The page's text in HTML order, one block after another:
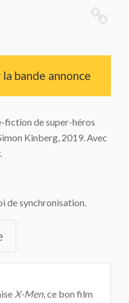
bande annonce
fiction de super-héros
Kinberg, 2019. Avec
de synchronisation.
X-Men, ce bon film